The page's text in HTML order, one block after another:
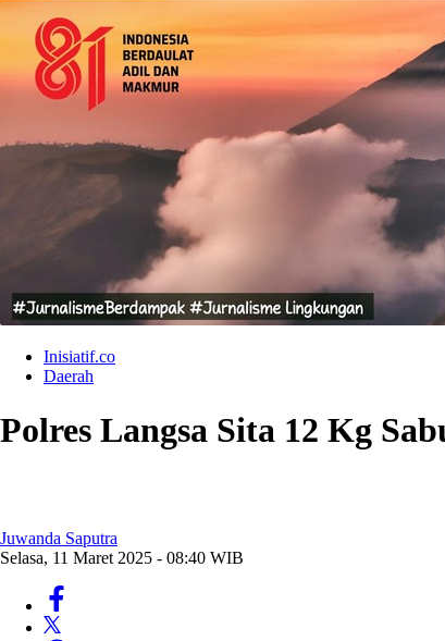
Inisiatif.co
Daerah
Polres Langsa Sita 12 Kg
Juwanda Saputra
Selasa, 11 Maret 2025 - 08:40 WIB